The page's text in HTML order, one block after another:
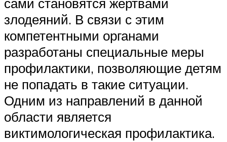
злодеяний. В связи с этим
компетентными органами
разработаны специальные меры
профилактики, позволяющие детям
не попадать в такие ситуации.
Одним из направлений в данной
области является
виктимологическая профилактика.